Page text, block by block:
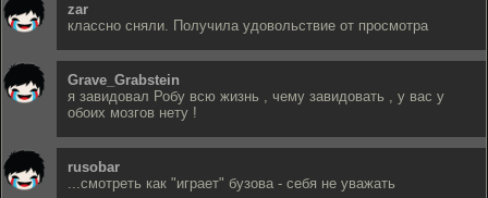
zar
классно сняли. Получила удовольствие от просмотра
Grave_Grabstein
я завидовал Робу всю жизнь , чему завидовать , у вас у
обоих мозгов нету !
rusobar
...смотреть как "играет" бузова - себя не уважать